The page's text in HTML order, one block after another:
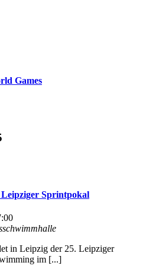
Games
Sprintpokal
in Leipzig der 25. Leipziger
im [...]